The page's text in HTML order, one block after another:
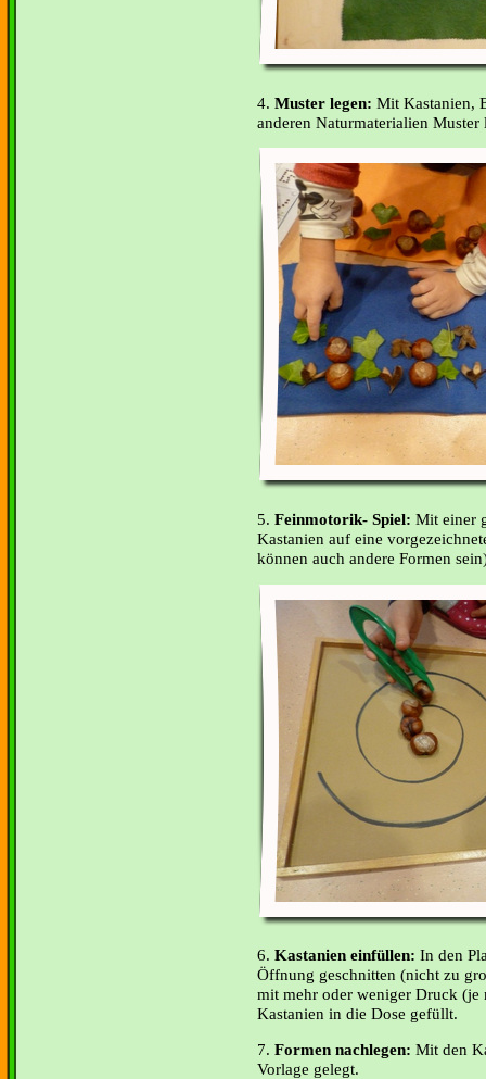
4. Muster legen: Mit Kastanien,
anderen Naturmaterialien Muster
5. Feinmotorik- Spiel: Mit einer
Kastanien auf eine
können auch andere Formen
6. Kastanien einfüllen: In den
Öffnung geschnitten (nicht zu
mit mehr oder weniger Druck (je
Kastanien in die Dose gefüllt.
7. Formen nachlegen: Mit den
Vorlage gelegt.